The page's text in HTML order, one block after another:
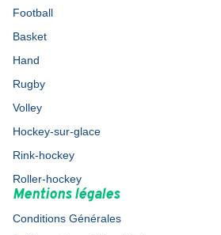
Football
Basket
Hand
Rugby
Volley
Hockey-sur-glace
Rink-hockey
Roller-hockey
Mentions légales
Conditions Générales